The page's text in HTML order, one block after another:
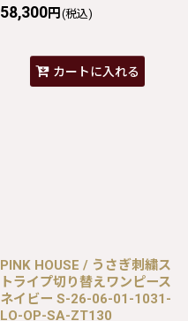
58,300円 (税込)
カートに入れる
PINK HOUSE / うさぎ刺繍ス
トライプ切り替えワンピース
ネイビー S-26-06-01-1031-
LO-OP-SA-ZT130